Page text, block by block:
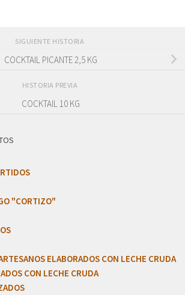
SIGUIENTE HISTORIA
COCKTAIL PICANTE 2,5 KG
HISTORIA PREVIA
COCKTAIL 10 KG
"CORTIZO"
ELABORADOS CON LECHE CRUDA
CON LECHE CRUDA